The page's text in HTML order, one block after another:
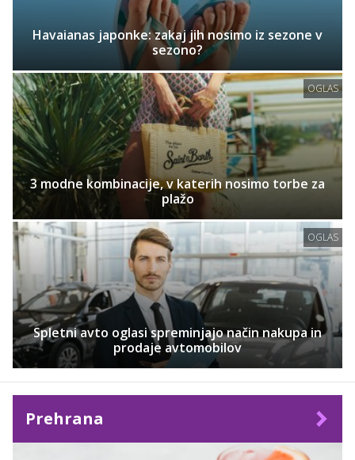
Havaianas japonke: zakaj jih nosimo iz sezone v
sezono?
OGLAS
3 modne kombinacije, v katerih nosimo torbe za
plažo
OGLAS
Spletni avto oglasi spreminjajo način nakupa in
prodaje avtomobilov
Prehrana